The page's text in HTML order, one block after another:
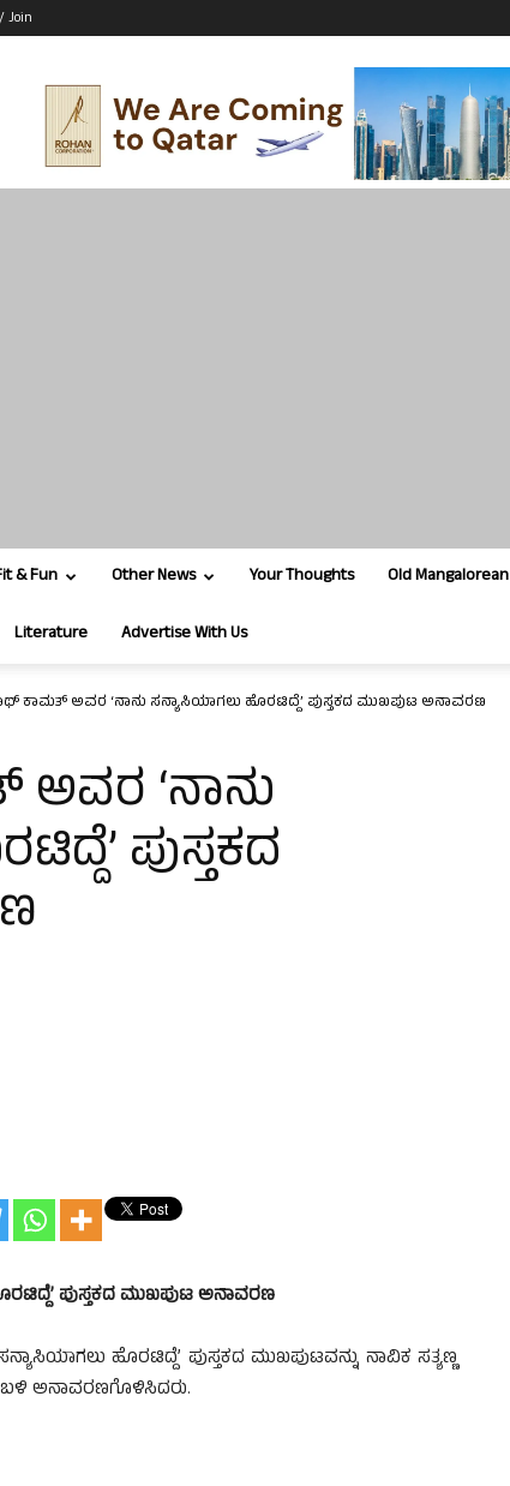
Join
& Fun Other News Your Thoughts Old Mangalorean
Literature Advertise With Us
ಕಾಮತ್ ಅವರ ‘ನಾನು ಸನ್ಯಾಸಿಯಾಗಲು ಹೊರಟಿದ್ದೆ’ ಪುಸ್ತಕದ ಮುಖಪುಟ ಅನಾವರಣ
‘ನಾನು
ಪುಸ್ತಕದ
ಪುಸ್ತಕದ ಮುಖಪುಟ ಅನಾವರಣ
ಹೊರಟಿದ್ದೆ’ ಪುಸ್ತಕದ ಮುಖಪುಟವನ್ನು ನಾವಿಕ ಸತ್ಯಣ್ಣ
ಬಳಿ ಅನಾವರಣಗೊಳಿಸಿದರು.